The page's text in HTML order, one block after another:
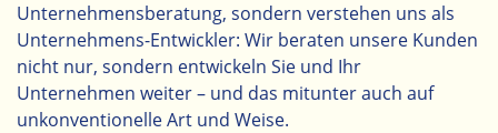
Unternehmensberatung, sondern verstehen uns als
Unternehmens-Entwickler: Wir beraten unsere Kunden
nicht nur, sondern entwickeln Sie und Ihr
Unternehmen weiter – und das mitunter auch auf
unkonventionelle Art und Weise.